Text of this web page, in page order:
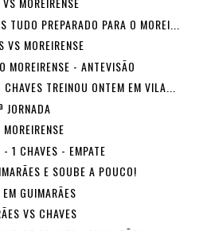
TUDO PREPARADO PARA O MOREI...
VS MOREIRENSE
MOREIRENSE - ANTEVISÃO
TREINOU ONTEM EM VILA...
JORNADA
1 CHAVES - EMPATE
E SOUBE A POUCO!
GUIMARÃES
VS CHAVES